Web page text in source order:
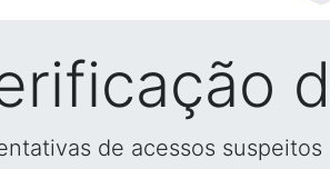
de acessos